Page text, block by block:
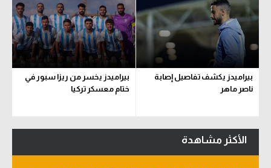
بيراميدز يكشف تفاصيل إصابة
ناصر ماهر
بيراميدز يخسر من ريزا سبور في
ختام معسكر تركيا
الأكثر مشاهدة